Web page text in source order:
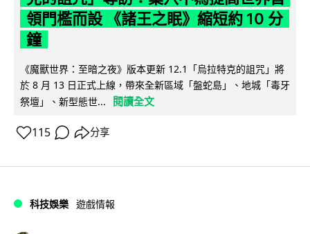
領門檻而設 《諸王之眠》縮短約 10 分
鐘
《魔獸世界：至暗之夜》版本更新 12.1「烏拉特克的詛咒」將
於 8 月 13 日正式上線，帶來全新區域「盤蛇島」、地城「毒牙
祭壇」、新型態世...
閱讀全文
115 分享
科技娛樂 遊戲情報